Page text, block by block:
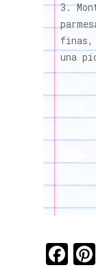
finas,
una